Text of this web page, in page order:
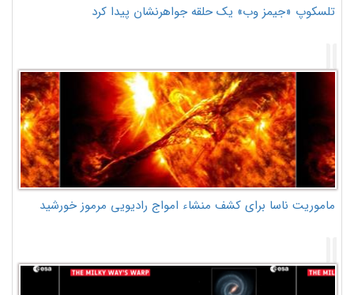
تلسکوپ «جیمز وب» یک حلقه جواهرنشان پیدا کرد
ماموریت ناسا برای کشف منشاء امواج رادیویی مرموز خورشید